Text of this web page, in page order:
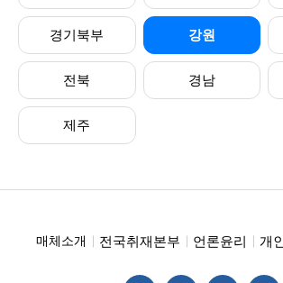
경기북부 강원
전북 경남
제주
매체소개 전국취재본부 언론윤리 개